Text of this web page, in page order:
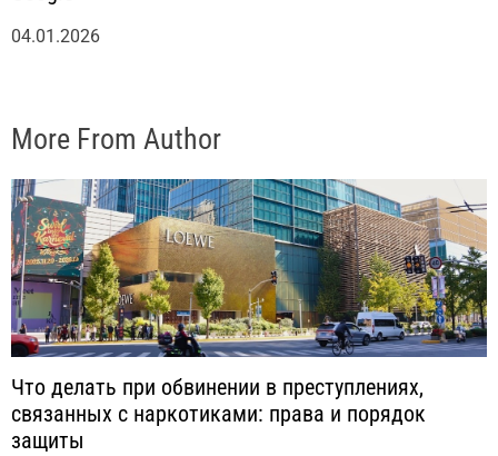
04.01.2026
More From Author
Что делать при обвинении в преступлениях,
связанных с наркотиками: права и порядок
защиты